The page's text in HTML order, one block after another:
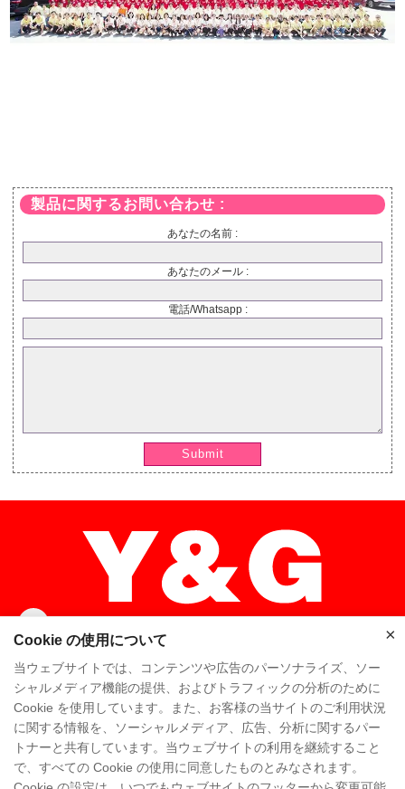
製品に関するお問い合わせ :
あなたの名前 :
あなたのメール :
電話/Whatsapp :
Submit
ホーム 高品质 Y & Gチーム
Y & Gカンパニー 工場を訪問
Cookie の使用について
当ウェブサイトでは、コンテンツや広告のパーソナライズ、ソー
シャルメディア機能の提供、およびトラフィックの分析のために
Cookie を使用しています。また、お客様の当サイトのご利用状況
に関する情報を、ソーシャルメディア、広告、分析に関するパー
トナーと共有しています。当ウェブサイトの利用を継続すること
で、すべての Cookie の使用に同意したものとみなされます。
×